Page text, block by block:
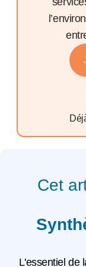
Cet
L'essentiel de